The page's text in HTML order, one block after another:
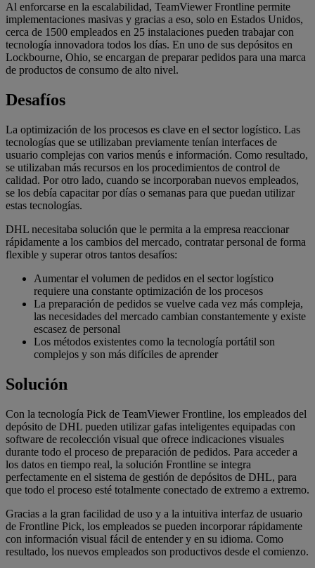
Al enforcarse en la escalabilidad, TeamViewer Frontline permite
implementaciones masivas y gracias a eso, solo en Estados Unidos,
cerca de 1500 empleados en 25 instalaciones pueden trabajar con
tecnología innovadora todos los días. En uno de sus depósitos en
Lockbourne, Ohio, se encargan de preparar pedidos para una marca
de productos de consumo de alto nivel.
Desafíos
La optimización de los procesos es clave en el sector logístico. Las
tecnologías que se utilizaban previamente tenían interfaces de
usuario complejas con varios menús e información. Como resultado,
se utilizaban más recursos en los procedimientos de control de
calidad. Por otro lado, cuando se incorporaban nuevos empleados,
se los debía capacitar por días o semanas para que puedan utilizar
estas tecnologías.
DHL necesitaba solución que le permita a la empresa reaccionar
rápidamente a los cambios del mercado, contratar personal de forma
flexible y superar otros tantos desafíos:
Aumentar el volumen de pedidos en el sector logístico
requiere una constante optimización de los procesos
La preparación de pedidos se vuelve cada vez más compleja,
las necesidades del mercado cambian constantemente y existe
escasez de personal
Los métodos existentes como la tecnología portátil son
complejos y son más difíciles de aprender
Solución
Con la tecnología Pick de TeamViewer Frontline, los empleados del
depósito de DHL pueden utilizar gafas inteligentes equipadas con
software de recolección visual que ofrece indicaciones visuales
durante todo el proceso de preparación de pedidos. Para acceder a
los datos en tiempo real, la solución Frontline se integra
perfectamente en el sistema de gestión de depósitos de DHL, para
que todo el proceso esté totalmente conectado de extremo a extremo.
Gracias a la gran facilidad de uso y a la intuitiva interfaz de usuario
de Frontline Pick, los empleados se pueden incorporar rápidamente
con información visual fácil de entender y en su idioma. Como
resultado, los nuevos empleados son productivos desde el comienzo.